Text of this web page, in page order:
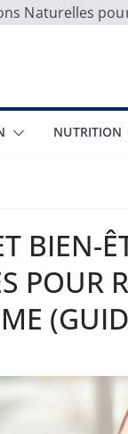
Naturelles
NUTRITION
BIEN-
POUR